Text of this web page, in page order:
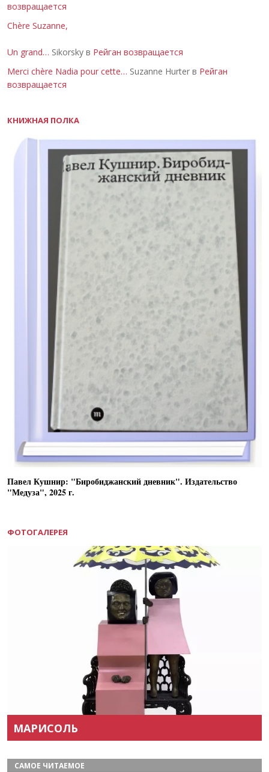
возвращается
Chère Suzanne,
Un grand… Sikorsky в Рейган возвращается
Merci chère Nadia pour cette… Suzanne Hurter в Рейган
возвращается
КНИЖНАЯ ПОЛКА
Павел Кушнир: "Биробиджанский дневник". Издательство
"Медуза", 2025 г.
ФОТОГАЛЕРЕЯ
МАРИСОЛЬ
САМОЕ ЧИТАЕМОЕ